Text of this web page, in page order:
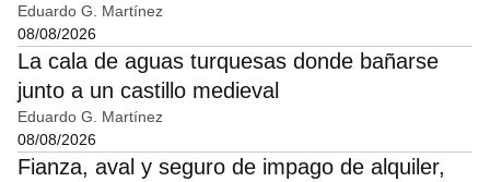
Eduardo G. Martínez
08/08/2026
La cala de aguas turquesas donde bañarse
junto a un castillo medieval
Eduardo G. Martínez
08/08/2026
Fianza, aval y seguro de impago de alquiler,